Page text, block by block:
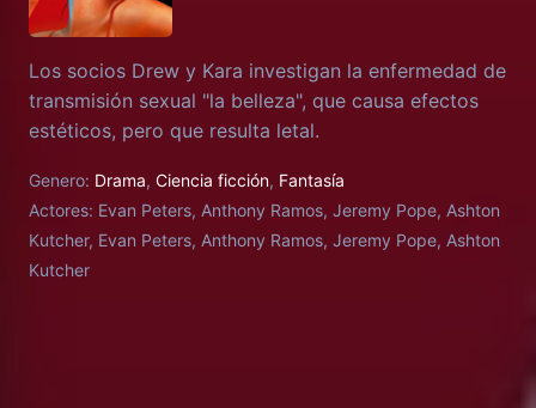
Los socios Drew y Kara investigan la enfermedad de
transmisión sexual "la belleza", que causa efectos
estéticos, pero que resulta letal.
Genero: Drama, Ciencia ficción, Fantasía
Actores: Evan Peters, Anthony Ramos, Jeremy Pope, Ashton
Kutcher, Evan Peters, Anthony Ramos, Jeremy Pope, Ashton
Kutcher